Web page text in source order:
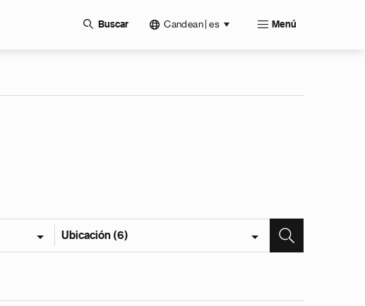
Buscar Candean | es Menú
Ubicación (6)